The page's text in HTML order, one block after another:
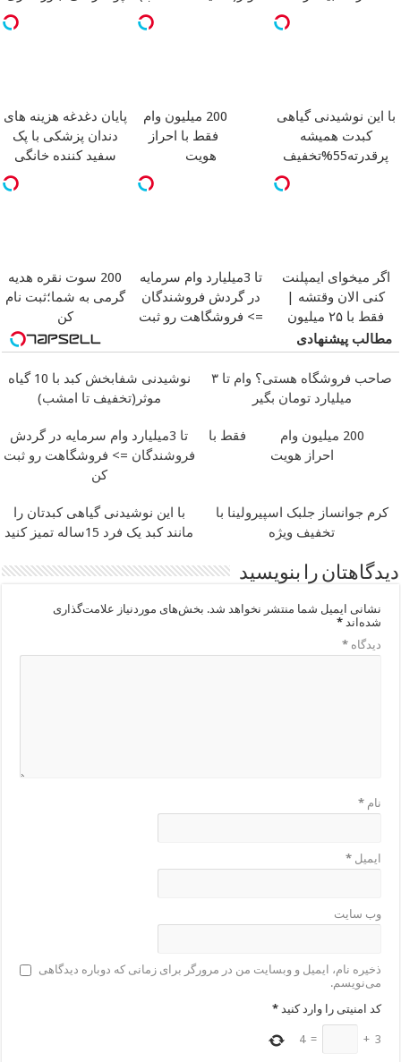
با این نوشیدنی گیاهی
کبدت همیشه
پرقدرته55%تخفیف
200 میلیون وام
فقط با احراز
هویت
پایان دغدغه هزینه های
دندان پزشکی با پک
سفید کننده خانگی
اگر میخوای ایمپلنت
کنی الان وقتشه |
فقط با ۲۵ میلیون
تومان!!!
تا 3میلیارد وام سرمایه
در گردش فروشندگان
=> فروشگاهت رو ثبت
200 سوت نقره هدیه
گرمی به شما؛ثبت نام
کن
مطالب پیشنهادی
صاحب فروشگاه هستی؟ وام تا ۳
میلیارد تومان بگیر
نوشیدنی شفابخش کبد با 10 گیاه
موثر(تخفیف تا امشب)
200 میلیون وام
فقط با
احراز هویت
تا 3میلیارد وام سرمایه در گردش
فروشندگان => فروشگاهت رو ثبت
کن
کرم جوانساز جلبک اسپیرولینا با
تخفیف ویژه
با این نوشیدنی گیاهی کبدتان را
مانند کبد یک فرد 15ساله تمیز کنید
دیدگاهتان را بنویسید
نشانی ایمیل شما منتشر نخواهد شد. بخش‌های موردنیاز علامت‌گذاری
شده‌اند*
دیدگاه*
نام*
ایمیل*
وب‌ سایت
ذخیره نام، ایمیل و وبسایت من در مرورگر برای زمانی که دوباره دیدگاهی
می‌نویسم.
کد امنیتی را وارد کنید *
3
+
=
4